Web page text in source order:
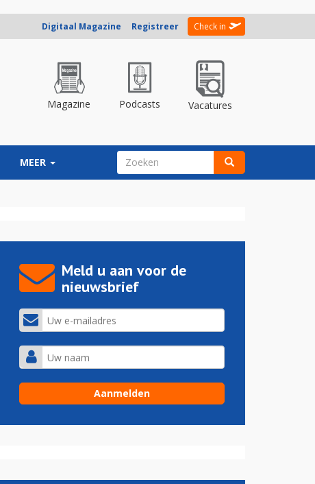
Digitaal Magazine Registreer Check in
Magazine Podcasts Vacatures
MEER ZOEKVELD
Meld u aan voor de
nieuwsbrief